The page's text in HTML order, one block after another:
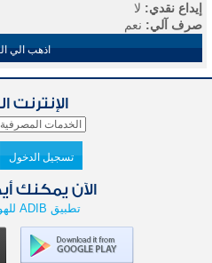
إيداع نقدي: لا
صرف آلي: نعم
اذهب الي
الإنترنت
تسجيل الدخول
الآن يمكنك
تطبيق ADIB للهواتف الذكية